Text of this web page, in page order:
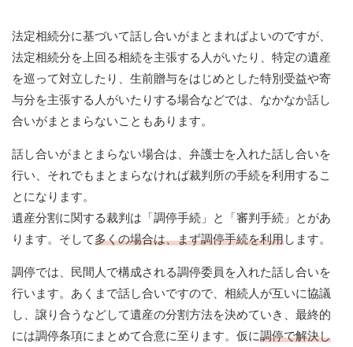
法定相続分に基づいて話し合いがまとまればよいのですが、
法定相続分を上回る相続を主張する人がいたり、特定の遺産
を巡って対立したり、生前贈与をはじめとした特別受益や寄
与分を主張する人がいたりする場合などでは、なかなか話し
合いがまとまらないこともあります。
話し合いがまとまらない場合は、弁護士を入れた話し合いを
行い、それでもまとまらなければ裁判所の手続を利用するこ
とになります。
遺産分割に関する裁判は「調停手続」と「審判手続」とがあ
ります。そして多くの場合は、まず調停手続を利用します。
調停では、民間人で構成される調停委員を入れた話し合いを
行います。あくまで話し合いですので、相続人が互いに協議
し、譲り合うなどして遺産の分割方法を決めていき、最終的
には調停条項にまとめて合意に至ります。仮に調停で解決し